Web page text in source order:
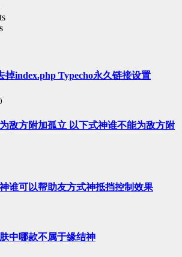
掉index.php Typecho永久链接设置
敌方附加孤立 以下式神谁不能为敌方附
谁可以帮助友方式神抵挡控制效果
中哪款不属于缘结神